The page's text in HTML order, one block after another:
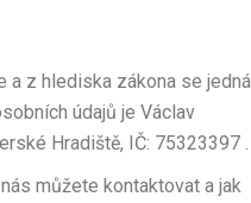
a z hlediska zákona se jedná
údajů je Václav
Hradiště, IČ: 75323397 .
můžete kontaktovat a jak